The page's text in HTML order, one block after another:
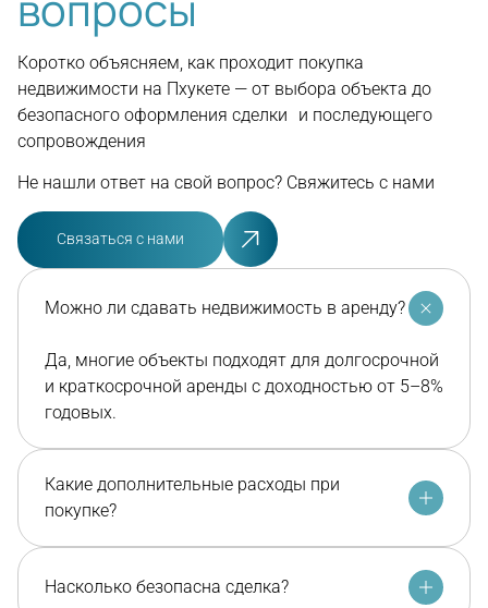
Коротко объясняем, как проходит покупка
недвижимости на Пхукете — от выбора объекта до
безопасного оформления сделки и последующего
сопровождения
Не нашли ответ на свой вопрос? Свяжитесь с нами
Связаться с нами
Можно ли сдавать недвижимость в аренду?
Да, многие объекты подходят для долгосрочной
и краткосрочной аренды с доходностью от 5–8%
годовых.
Какие дополнительные расходы при
покупке?
Насколько безопасна сделка?